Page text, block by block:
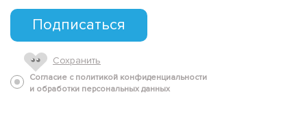
Подписаться
Сохранить
Согласие с политикой конфиденциальности
и обработки персональных данных